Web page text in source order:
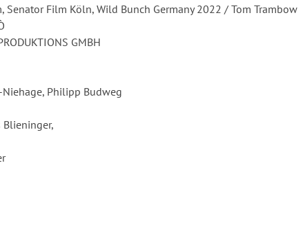
Senator Film Köln, Wild Bunch Germany 2022 / Tom Trambow
GMBH
Philipp Budweg